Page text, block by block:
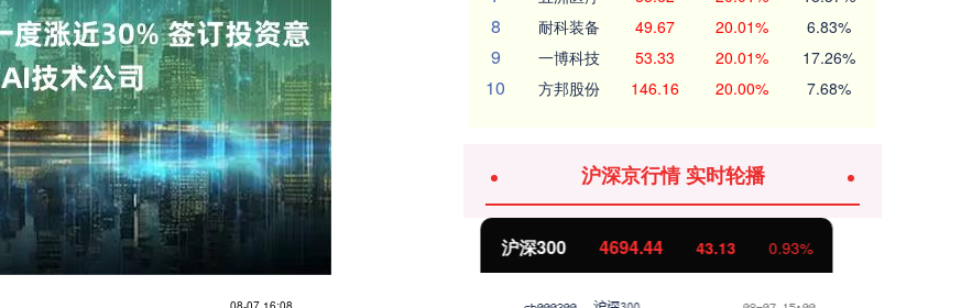
8 耐科装备 49.67 20.01% 6.83%
9 一博科技 53.33 20.01% 17.26%
10 方邦股份 146.16 20.00% 7.68%
沪深京行情 实时轮播
沪深300 北证50 1134.24 11.37 1.01%